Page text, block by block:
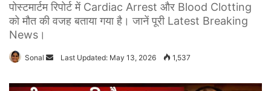
पोस्टमार्टम रिपोर्ट में Cardiac Arrest और Blood Clotting
को मौत की वजह बताया गया है। जानें पूरी Latest Breaking
News।
Sonal
Send
email
Last Updated: May 13, 2026 1,537